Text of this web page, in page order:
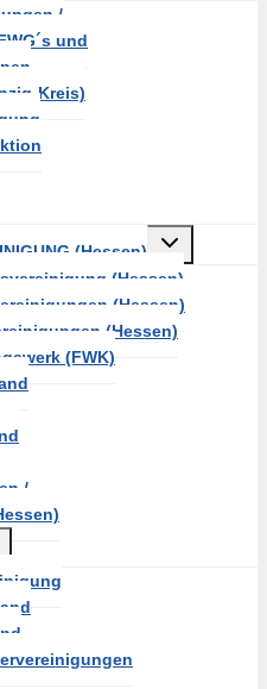
/
und
Kreis)
(Hessen)
Untermenü
erweitern
(Hessen)
(Hessen)
(Hessen)
(FWK)
/